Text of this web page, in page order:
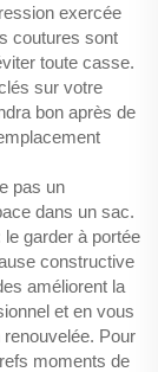
exercée
coutures sont
toute casse.
sur votre
bon après de
pas un
dans un sac.
garder à portée
constructive
améliorent la
et en vous
Pour
moments de